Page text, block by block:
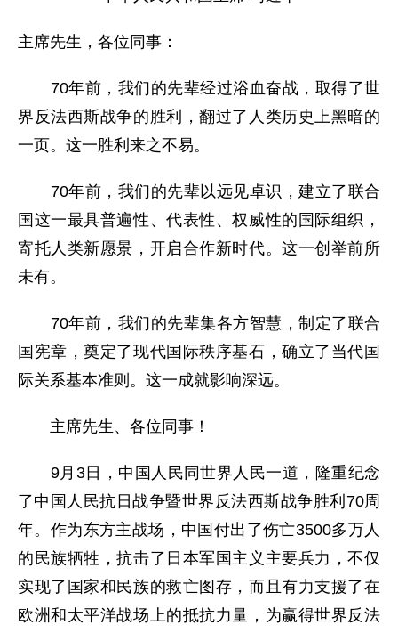
主席先生，各位同事：
70年前，我们的先辈经过浴血奋战，取得了世
界反法西斯战争的胜利，翻过了人类历史上黑暗的
一页。这一胜利来之不易。
70年前，我们的先辈以远见卓识，建立了联合
国这一最具普遍性、代表性、权威性的国际组织，
寄托人类新愿景，开启合作新时代。这一创举前所
未有。
70年前，我们的先辈集各方智慧，制定了联合
国宪章，奠定了现代国际秩序基石，确立了当代国
际关系基本准则。这一成就影响深远。
主席先生、各位同事！
9月3日，中国人民同世界人民一道，隆重纪念
了中国人民抗日战争暨世界反法西斯战争胜利70周
年。作为东方主战场，中国付出了伤亡3500多万人
的民族牺牲，抗击了日本军国主义主要兵力，不仅
实现了国家和民族的救亡图存，而且有力支援了在
欧洲和太平洋战场上的抵抗力量，为赢得世界反法